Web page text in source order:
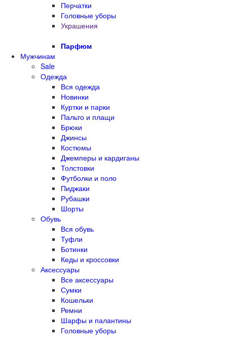
Перчатки
Головные уборы
Украшения
Парфюм
Мужчинам
Sale
Одежда
Вся одежда
Новинки
Куртки и парки
Пальто и плащи
Брюки
Джинсы
Костюмы
Джемперы и кардиганы
Толстовки
Футболки и поло
Пиджаки
Рубашки
Шорты
Обувь
Вся обувь
Туфли
Ботинки
Кеды и кроссовки
Аксессуары
Все аксессуары
Сумки
Кошельки
Ремни
Шарфы и палантины
Головные уборы